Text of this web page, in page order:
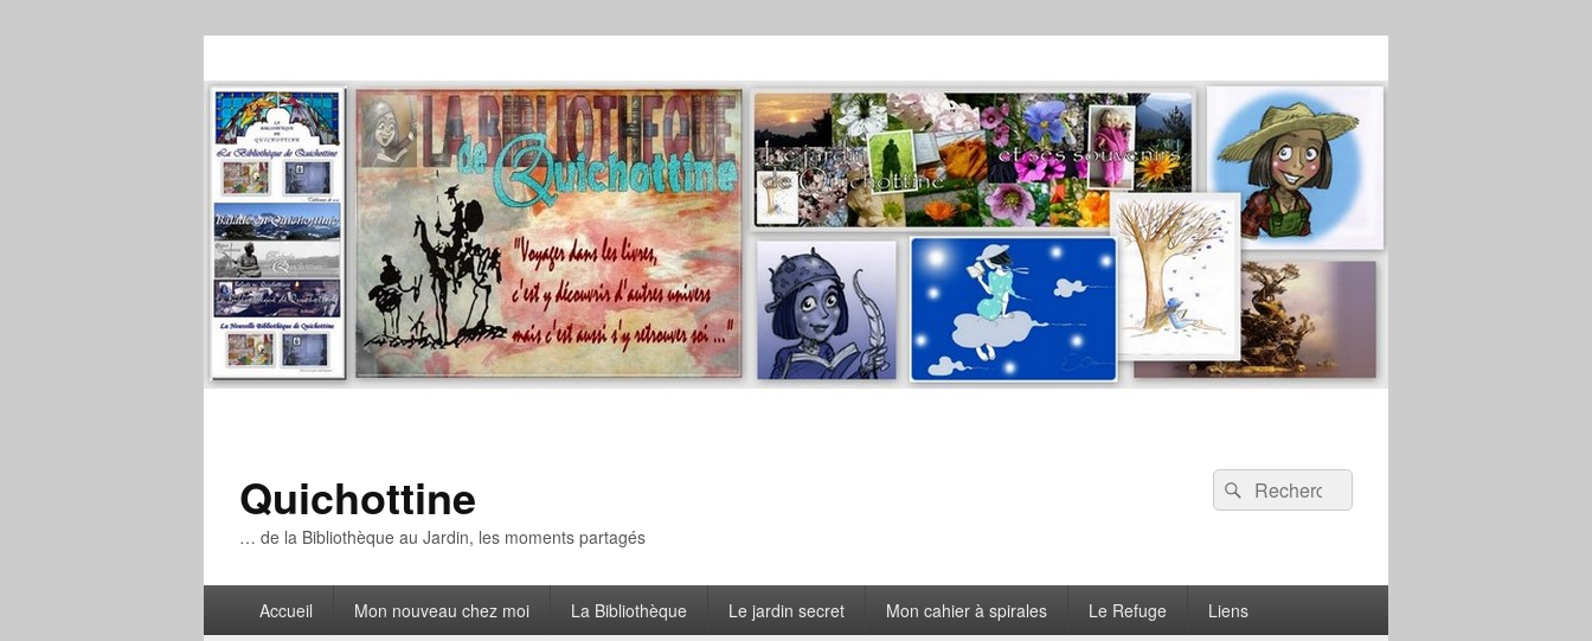
Quichottine
… de la Bibliothèque au Jardin, les moments partagés
Recherche :
Rechercher
principalAccueil Mon nouveau chez moi La Bibliothèque Le jardin secret Mon cahier à spirales Le Refuge Liens